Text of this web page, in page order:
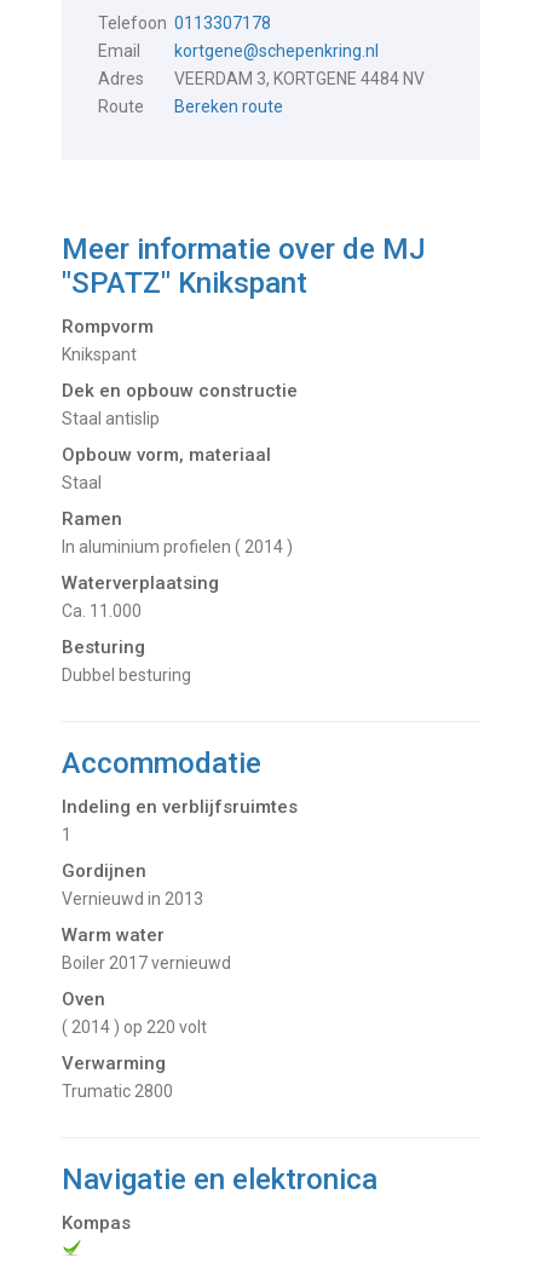
Telefoon 0113307178
Email
kortgene@schepenkring.nl
Adres
VEERDAM 3, KORTGENE 4484 NV
Route
Bereken route
Meer informatie over de MJ
"SPATZ" Knikspant
Rompvorm
Knikspant
Dek en opbouw constructie
Staal antislip
Opbouw vorm, materiaal
Staal
Ramen
In aluminium profielen ( 2014 )
Waterverplaatsing
Ca. 11.000
Besturing
Dubbel besturing
Accommodatie
Indeling en verblijfsruimtes
1
Gordijnen
Vernieuwd in 2013
Warm water
Boiler 2017 vernieuwd
Oven
( 2014 ) op 220 volt
Verwarming
Trumatic 2800
Navigatie en elektronica
Kompas